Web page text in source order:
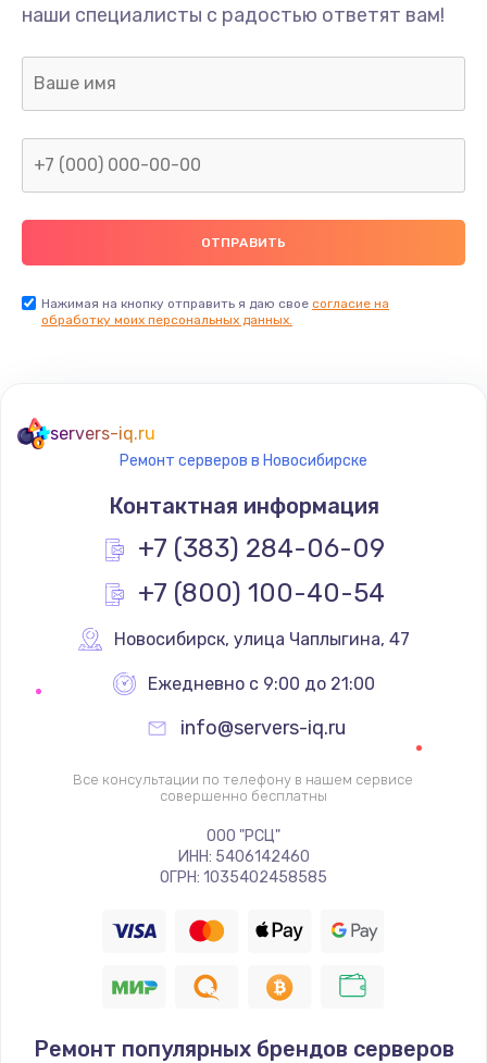
Заказать
Ремонт цепей питания
Заказать
2045 руб.
1090 руб.
Заказать
Замена видеочипа
2745 руб.
Заказать
Ремонт подсветки
1200 руб.
Заказать
Настройка ОС
Заказать
Чистка от пыли
наши специалисты с радостью ответят вам!
Нажимая на кнопку отправить я даю свое согласие на
обработку моих персональных данных.
servers-iq.ru
Ремонт серверов в Новосибирске
Контактная информация
+7 (383) 284-06-09
+7 (800) 100-40-54
Новосибирск, улица Чаплыгина, 47
Ежедневно с 9:00 до 21:00
info@servers-iq.ru
Все консультации по телефону в нашем сервисе
совершенно бесплатны
ООО "РСЦ"
ИНН: 5406142460
ОГРН: 1035402458585
Ремонт популярных брендов серверов